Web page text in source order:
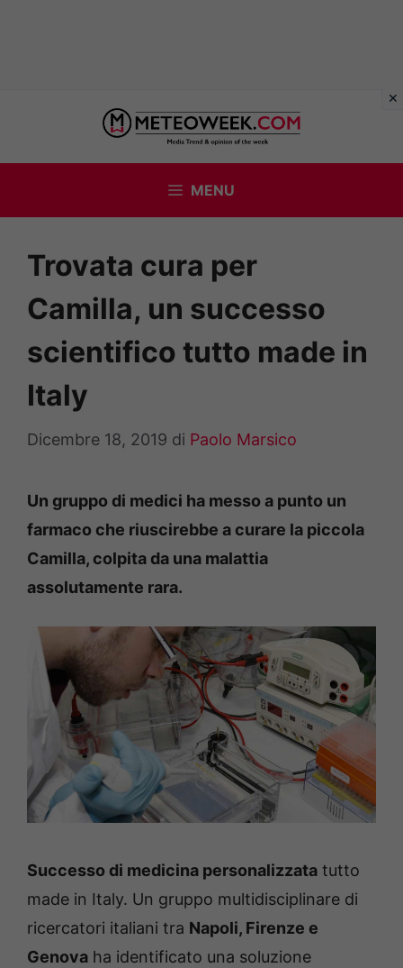
contenuto
MENU
Trovata cura per
Camilla, un successo
scientifico tutto made in
Italy
Dicembre 18, 2019 di Paolo Marsico
Un gruppo di medici ha messo a punto un
farmaco che riuscirebbe a curare la piccola
Camilla, colpita da una malattia
assolutamente rara.
Successo di medicina personalizzata tutto
made in Italy. Un gruppo multidisciplinare di
ricercatori italiani tra Napoli, Firenze e
Genova ha identificato una soluzione